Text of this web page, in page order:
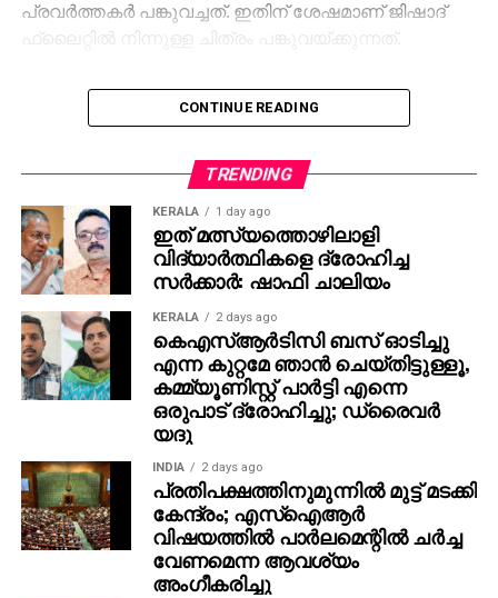
പ്രവര്‍ത്തകര്‍ പങ്കുവച്ചത്. ഇതിന് ശേഷമാണ് ജിഷാദ്
ഫ്‌ലൈറ്റില്‍ നിന്നുള്ള ചിത്രം പങ്കുവയ്ക്കുന്നത്.
‘ജയിലര്‍’ സിനിമയില്‍ ശ്രദ്ധേയമായ മോഹന്‍ലാലിന്റെ
കോസ്റ്റ്യൂം ഡിസൈന്‍ ചെയ്തത് ജിഷാദ് ഷംസുദ്ദീന്‍
വൈറലായതോടെ ആരാധകരും ആവേശത്തിലാണ്.
‘ജയിലര്‍ 2’ സിനിമയിലും ലാലേട്ടന്റെ കോസ്റ്റ്യൂം
‘കത്തണം’ എന്നാണ് ആരാധകര്‍ ആവശ്യപ്പെടുന്നത്.
മാത്യുവിന്റെ രണ്ടാമത്തെ വരവിനായി കാത്തിരിക്കുന്നു
എന്നും ആരാധകര്‍ കുറക്കുന്നു.
CONTINUE READING
TRENDING
KERALA 1 day ago
ഇത് മത്സ്യത്തൊഴിലാളി
വിദ്യാര്‍ത്ഥികളെ ദ്രോഹിച്ച
സര്‍ക്കാര്‍: ഷാഫി ചാലിയം
KERALA 2 days ago
കെഎസ്ആര്‍ടിസി ബസ് ഓടിച്ചു
എന്ന കുറ്റമേ ഞാന്‍ ചെയ്തിട്ടുള്ളൂ,
കമ്മ്യൂണിസ്റ്റ് പാര്‍ട്ടി എന്നെ
ഒരുപാട് ദ്രോഹിച്ചു; ഡ്രൈവര്‍
യദു
INDIA 2 days ago
പ്രതിപക്ഷത്തിനുമുന്നില്‍ മുട്ട് മടക്കി
കേന്ദ്രം; എസ്ഐആർ
വിഷയത്തിൽ പാർലമെന്റിൽ ചർച്ച
വേണമെന്ന ആവശ്യം
അംഗീകരിച്ചു